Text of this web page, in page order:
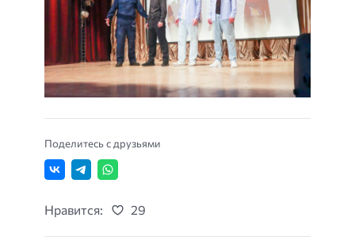
Поделитесь с друзьями
Нравится: 29